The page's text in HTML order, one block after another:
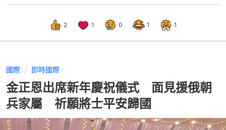
2 1 0 1 1
國際 即時國際
金正恩出席新年慶祝儀式 面見援俄朝
兵家屬 祈願將士平安歸國